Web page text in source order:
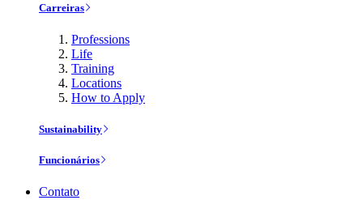
Carreiras
Professions
Life
Training
Locations
How to Apply
Sustainability
Funcionários
Contato